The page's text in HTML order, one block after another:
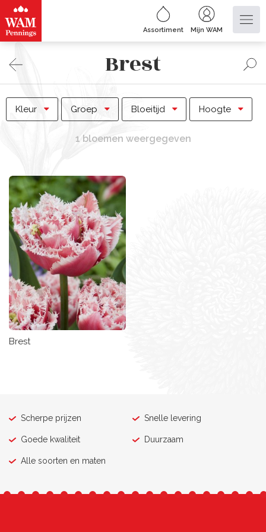
Assortiment Mijn WAM
Brest
Kleur Groep Bloeitijd Hoogte
1 bloemen weergegeven
Brest
Scherpe prijzen Snelle levering
Goede kwaliteit Duurzaam
Alle soorten en maten